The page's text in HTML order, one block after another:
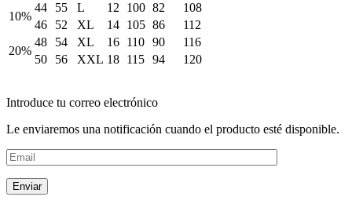
10%
44 55 L 12 100 82
108
46
52 XL 14 105 86
112
20%
48 54 XL 16 110 90
116
50
56 XXL 18 115 94 120
Introduce tu correo electrónico
Le enviaremos una notificación cuando el producto esté disponible.